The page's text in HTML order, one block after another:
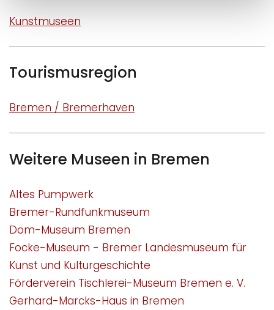
Kunstmuseen
Tourismusregion
Bremen / Bremerhaven
Weitere Museen in Bremen
Altes Pumpwerk
Bremer-Rundfunkmuseum
Dom-Museum Bremen
Focke-Museum - Bremer Landesmuseum für
Kunst und Kulturgeschichte
Förderverein Tischlerei-Museum Bremen e. V.
Gerhard-Marcks-Haus in Bremen